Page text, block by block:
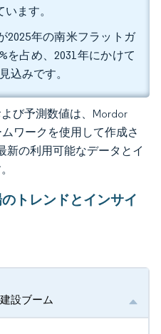
ます。
2025年の南米フラットガ
を占め、2031年にかけて
込みです。
び予測数値は、Mordor
ワークを使用して作成さ
新の利用可能なデータとイ
トレンドとインサイ
設ブーム